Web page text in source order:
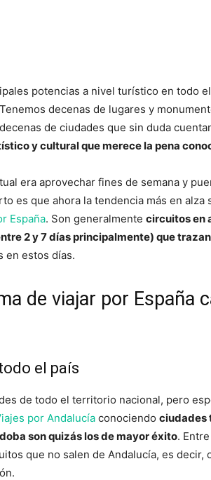
potencias a nivel turístico en todo
decenas de lugares y
de ciudades que sin duda
y cultural que merece la pena
era aprovechar fines de semana y
es que ahora la tendencia más en alza
España. Son generalmente circuitos en
2 y 7 días principalmente) que
en estos días.
de viajar por España
el país
de todo el territorio nacional, pero
por Andalucía conociendo ciudades
son quizás los de mayor éxito.
que no salen de Andalucía, es decir,